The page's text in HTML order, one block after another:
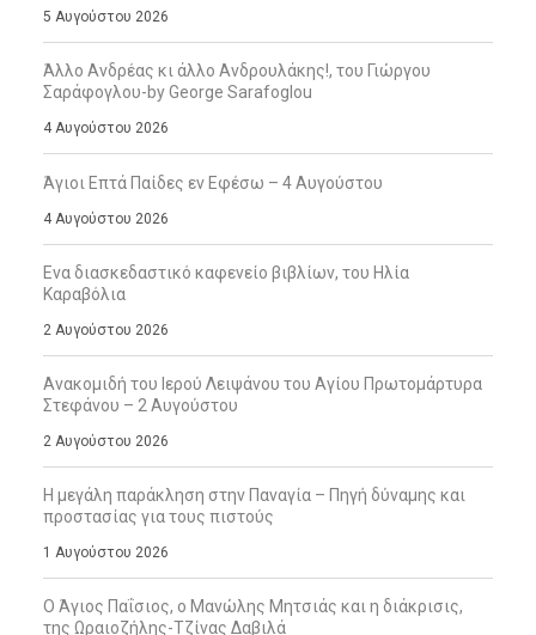
5 Αυγούστου 2026
Άλλο Ανδρέας κι άλλο Ανδρουλάκης!, του Γιώργου
Σαράφογλου-by George Sarafoglou
4 Αυγούστου 2026
Άγιοι Επτά Παίδες εν Εφέσω – 4 Αυγούστου
4 Αυγούστου 2026
Ενα διασκεδαστικό καφενείο βιβλίων, του Ηλία
Καραβόλια
2 Αυγούστου 2026
Ανακομιδή του Ιερού Λειψάνου του Αγίου Πρωτομάρτυρα
Στεφάνου – 2 Αυγούστου
2 Αυγούστου 2026
Η μεγάλη παράκληση στην Παναγία – Πηγή δύναμης και
προστασίας για τους πιστούς
1 Αυγούστου 2026
Ο Άγιος Παΐσιος, ο Μανώλης Μητσιάς και η διάκρισις,
της Ωραιοζήλης-Τζίνας Δαβιλά